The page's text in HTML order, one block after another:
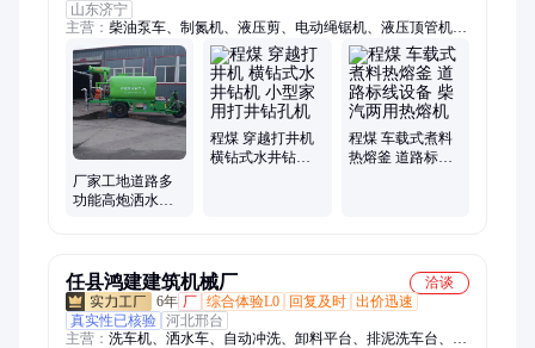
山东济宁
主营： 柴油泵车、制氮机、液压剪、电动绳锯机、液压顶管机、
玻璃吸盘、焊网机、生物质燃烧机、扫地车、划线机、渣浆泵、
打桩机、智能张拉设备、劈裂机、板换夹紧器、铣挖机、护栏清
洗机、抓钢机、螺旋钻机、劈裂棒、液压破拆工具组、等离子切
割机、相贯线切割机、激光切割机
厂家工地道路多
功能高炮洒水车
程煤 穿越打井机
横钻式水井钻机
程煤 车载式煮料
热熔釜 道路标线
任县鸿建建筑机械厂
洽谈
6年 厂 综合体验L0 回复及时 出价迅速
真实性已核验 河北邢台
主营： 洗车机、洒水车、自动冲洗、卸料平台、排泥洗车台、滚